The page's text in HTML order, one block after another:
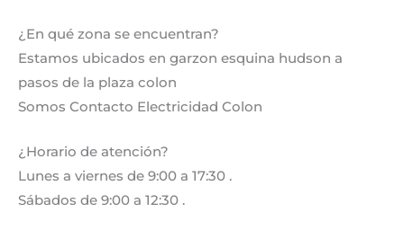
¿En qué zona se encuentran?
Estamos ubicados en garzon esquina hudson a
pasos de la plaza colon
Somos Contacto Electricidad Colon
¿Horario de atención?
Lunes a viernes de 9:00 a 17:30 .
Sábados de 9:00 a 12:30 .